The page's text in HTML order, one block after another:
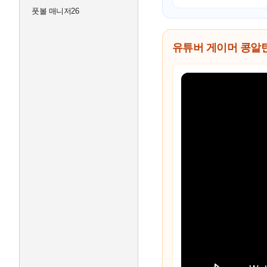
풋볼 매니저26
유튜버 게이머 콩알